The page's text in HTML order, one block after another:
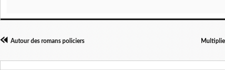
Autour des romans policiers